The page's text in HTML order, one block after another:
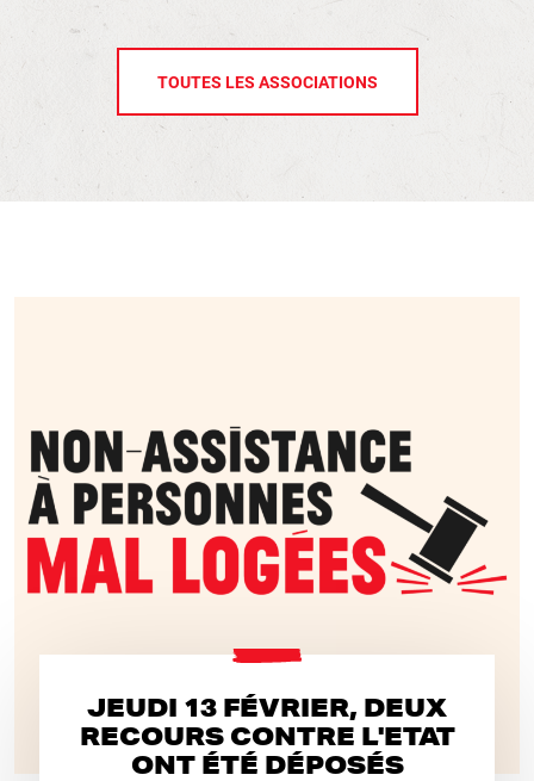
TOUTES LES ASSOCIATIONS
JEUDI 13 FÉVRIER, DEUX
RECOURS CONTRE L'ETAT
ONT ÉTÉ DÉPOSÉS